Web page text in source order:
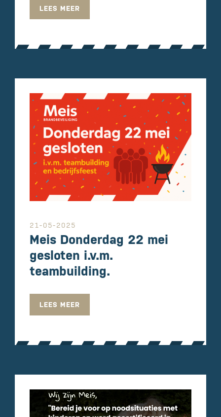
LEES MEER
21-05-2025
Meis Donderdag 22 mei
gesloten i.v.m.
teambuilding.
LEES MEER